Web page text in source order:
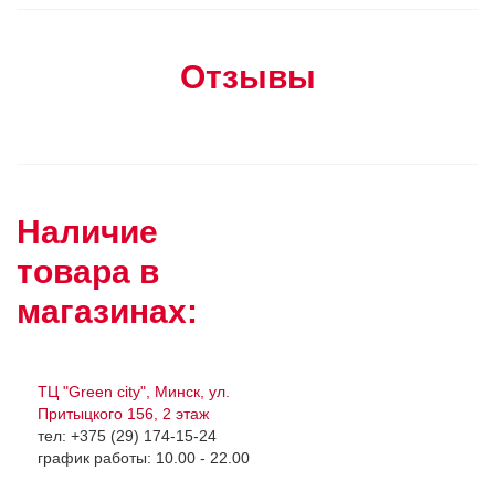
Отзывы
Наличие
товара в
магазинах:
ТЦ "Green city", Минск, ул.
Притыцкого 156, 2 этаж
тел: +375 (29) 174-15-24
график работы: 10.00 - 22.00